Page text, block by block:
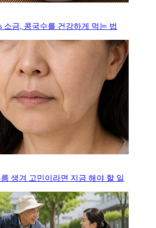
소금, 콩국수를 건강하게 먹는 법
생겨 고민이라면 지금 해야 할 일